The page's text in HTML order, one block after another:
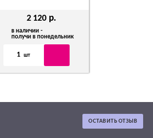
2 120 р.
в наличии -
получи в понедельник
1 шт
ОСТАВИТЬ ОТЗЫВ